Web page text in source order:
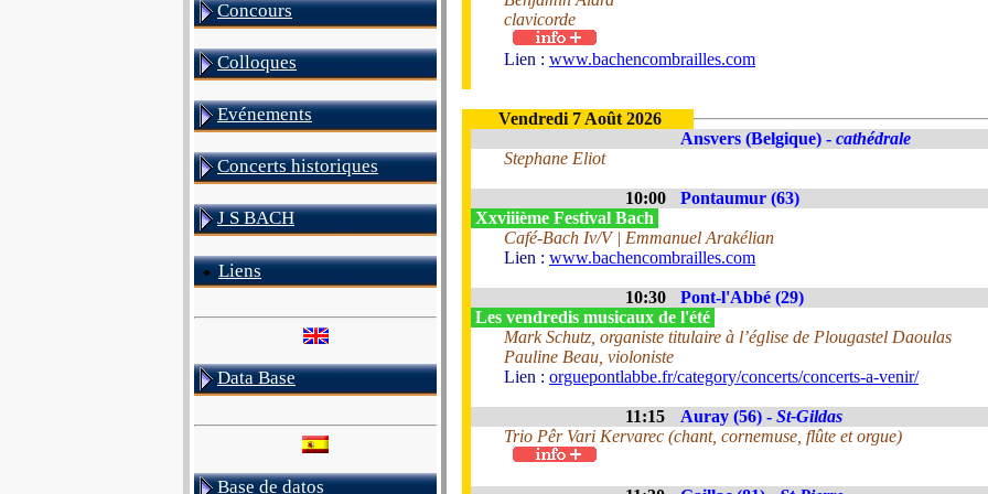
Concours
Colloques
Evénements
Concerts historiques
J S BACH
Liens
Data Base
Base de datos
clavicorde
Lien : www.bachencombrailles.com
Vendredi 7 Août 2026
Ansvers (Belgique) - cathédrale
Stephane Eliot
10:00 Pontaumur (63)
Xxviiième Festival Bach
Café-Bach Iv/V | Emmanuel Arakélian
Lien : www.bachencombrailles.com
10:30 Pont-l'Abbé (29)
Les vendredis musicaux de l'été
Mark Schutz, organiste titulaire à l’église de Plougastel Daoulas
Pauline Beau, violoniste
Lien : orguepontlabbe.fr/category/concerts/concerts-a-venir/
11:15 Auray (56) - St-Gildas
Trio Pêr Vari Kervarec (chant, cornemuse, flûte et orgue)